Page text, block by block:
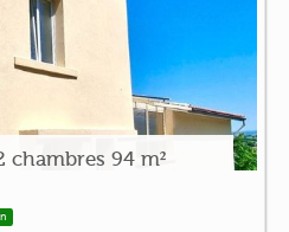
chambres 94 m²